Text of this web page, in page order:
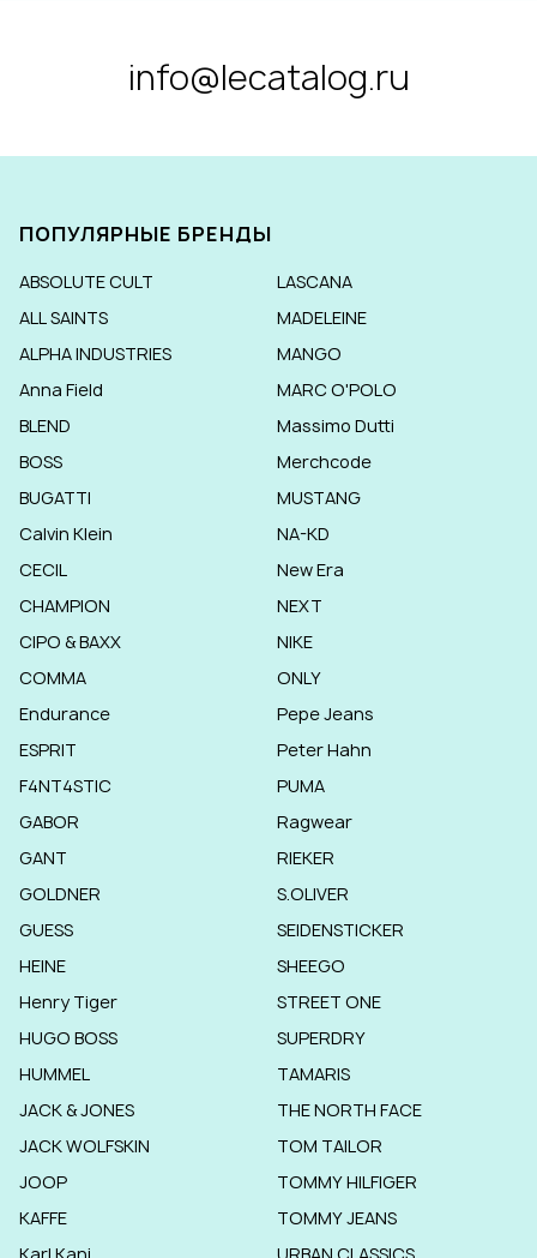
info@lecatalog.ru
ПОПУЛЯРНЫЕ БРЕНДЫ
ABSOLUTE CULT
ALL SAINTS
ALPHA INDUSTRIES
Anna Field
BLEND
BOSS
BUGATTI
Calvin Klein
CECIL
CHAMPION
CIPO & BAXX
COMMA
Endurance
ESPRIT
F4NT4STIC
GABOR
GANT
GOLDNER
GUESS
HEINE
Henry Tiger
HUGO BOSS
HUMMEL
JACK & JONES
JACK WOLFSKIN
JOOP
KAFFE
Karl Kani
LASCANA
MADELEINE
MANGO
MARC O'POLO
Massimo Dutti
Merchcode
MUSTANG
NA-KD
New Era
NEXT
NIKE
ONLY
Pepe Jeans
Peter Hahn
PUMA
Ragwear
RIEKER
S.OLIVER
SEIDENSTICKER
SHEEGO
STREET ONE
SUPERDRY
TAMARIS
THE NORTH FACE
TOM TAILOR
TOMMY HILFIGER
TOMMY JEANS
URBAN CLASSICS